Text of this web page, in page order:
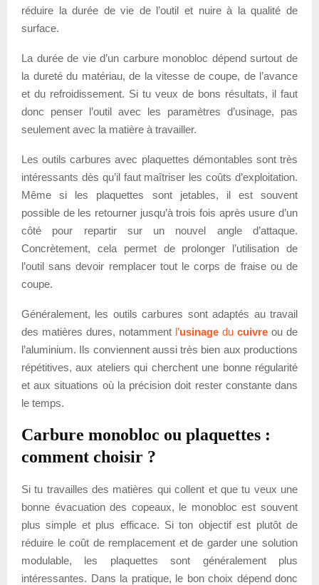
réduire la durée de vie de l’outil et nuire à la qualité de
surface.
La durée de vie d’un carbure monobloc dépend surtout de
la dureté du matériau, de la vitesse de coupe, de l’avance
et du refroidissement. Si tu veux de bons résultats, il faut
donc penser l’outil avec les paramètres d’usinage, pas
seulement avec la matière à travailler.
Les outils carbures avec plaquettes démontables sont très
intéressants dès qu’il faut maîtriser les coûts d’exploitation.
Même si les plaquettes sont jetables, il est souvent
possible de les retourner jusqu’à trois fois après usure d’un
côté pour repartir sur un nouvel angle d’attaque.
Concrètement, cela permet de prolonger l’utilisation de
l’outil sans devoir remplacer tout le corps de fraise ou de
coupe.
Généralement, les outils carbures sont adaptés au travail
des matières dures, notamment l’usinage du cuivre ou de
l’aluminium. Ils conviennent aussi très bien aux productions
répétitives, aux ateliers qui cherchent une bonne régularité
et aux situations où la précision doit rester constante dans
le temps.
Carbure monobloc ou plaquettes :
comment choisir ?
Si tu travailles des matières qui collent et que tu veux une
bonne évacuation des copeaux, le monobloc est souvent
plus simple et plus efficace. Si ton objectif est plutôt de
réduire le coût de remplacement et de garder une solution
modulable, les plaquettes sont généralement plus
intéressantes. Dans la pratique, le bon choix dépend donc